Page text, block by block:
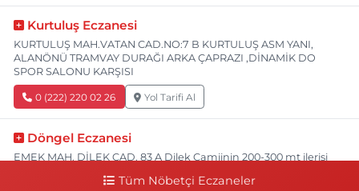
Kurtuluş Eczanesi
KURTULUŞ MAH.VATAN CAD.NO:7 B KURTULUŞ ASM YANI,
ALANÖNÜ TRAMVAY DURAĞI ARKA ÇAPRAZI ,DİNAMİK DO
SPOR SALONU KARŞISI
0 (222) 220 02 26 Yol Tarifi Al
Döngel Eczanesi
EMEK MAH. DİLEK CAD. 83 A Dilek Camiinin 200-300 mt ilerisi
Tüm Nöbetçi Eczaneler